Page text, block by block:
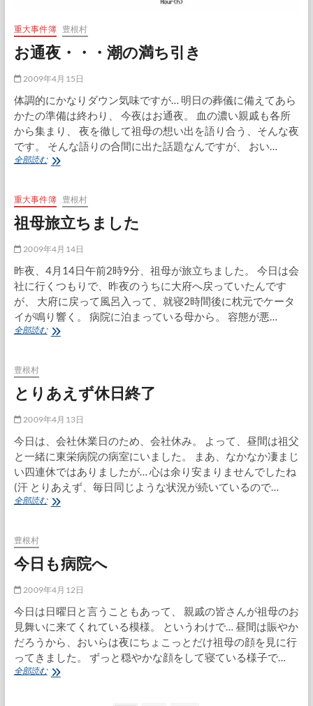
重大事件簿 豊根村
お通夜・・・潮の満ち引き
2009年4月15日
体調的にかなりダウン気味ですが… 明日の葬儀に備えてあら
かたの準備は終わり、 今夜はお通夜。 血の濃い親戚も各所
から集まり、 夜を徹して祖母の想い出を語り合う、そんな夜
です。 そんな語りの合間に出た話題なんですが、 おい…
全部読むお
潮
の
満
引
重大事件簿 豊根村
祖母旅立ちました
2009年4月14日
昨夜、4月14日午前2時9分、祖母が旅立ちました。 今日は会
社に行くつもりで、昨夜のうちに大府へ戻っていたんです
が、 大府に戻って風呂入って、就寝2時間後に枕元でケータ
イが鳴り響く。 病院に泊まっている母から。 容態が悪…
全部読む祖
ま
た
豊根村
とりあえず休日終了
2009年4月13日
今日は、会社休業日のため、会社休み。 よって、昼間は祖父
と一緒に東栄病院の病室にいました。 まあ、なかなか凄まじ
い四連休ではありましたが… 心は余り安まりませんでしたね
(汗 とりあえず、毎日同じような状況が続いているので…
全部読むと
休
日
終
豊根村
今日も病院へ
2009年4月12日
今日は日曜日と言うこともあって、 親戚の皆さんが祖母のお
見舞いに来てくれている模様。 というわけで… 昼間は賑やか
だろうから、おいらは夜にちょこっとだけ祖母の顔を見に行
ってきました。 ずっと穏やかな顔をして寝ている様子で…
全部読む今